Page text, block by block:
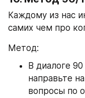
Каждому из нас
самих чем про
Метод:
В диалоге
направьте
вопросы по